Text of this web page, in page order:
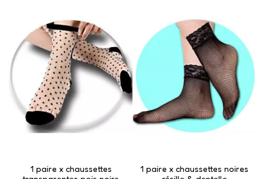
1 paire x ​chaussettes
1 paire x ​chaussettes noires